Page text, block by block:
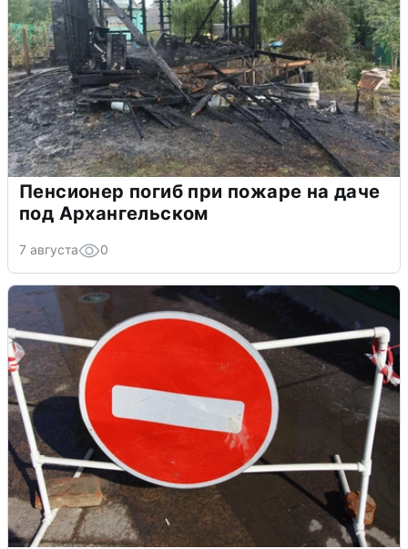
Пенсионер погиб при пожаре на даче
под Архангельском
7 августа 0